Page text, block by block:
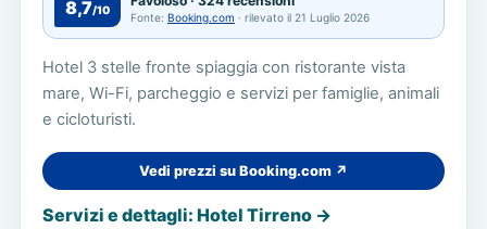
8,7/10
Fonte: Booking.com · rilevato il 21 Luglio 2026
Hotel 3 stelle fronte spiaggia con ristorante vista
mare, Wi-Fi, parcheggio e servizi per famiglie, animali
e cicloturisti.
Vedi prezzi su Booking.com ↗
Servizi e dettagli: Hotel Tirreno →